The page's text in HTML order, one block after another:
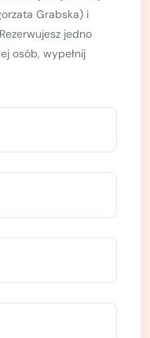
Grabska) i
jedno
osób, wypełnij